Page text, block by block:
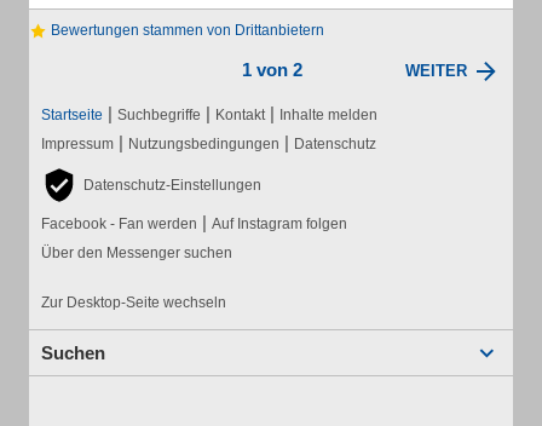
Bewertungen stammen von Drittanbietern
1 von 2 WEITER
Startseite | Suchbegriffe | Kontakt | Inhalte melden
Impressum | Nutzungsbedingungen | Datenschutz
Datenschutz-Einstellungen
Facebook - Fan werden | Auf Instagram folgen
Über den Messenger suchen
Zur Desktop-Seite wechseln
Suchen